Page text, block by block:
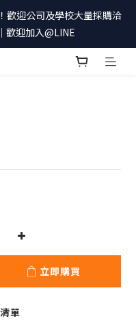
歡迎公司及學校大量採購洽
歡迎加入@LINE
立即購買
單